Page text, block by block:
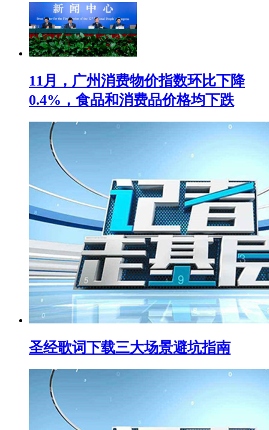
11月，广州消费物价指数环比下降
0.4%，食品和消费品价格均下跌
圣经歌词下载三大场景避坑指南